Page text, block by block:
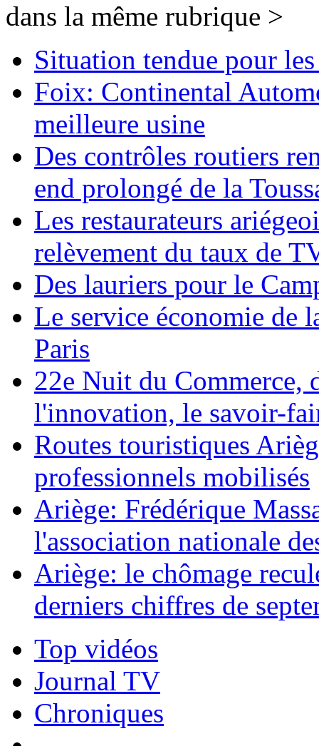
dans la même rubrique >
Situation tendue pour
Foix: Continental
meilleure usine
Des contrôles routiers
end prolongé de la
Les restaurateurs
relèvement du taux de
Des lauriers pour le
Le service économie de
Paris
22e Nuit du Commerce,
l'innovation, le savoir-
Routes touristiques
professionnels mobilisés
Ariège: Frédérique
l'association nationale
Ariège: le chômage
derniers chiffres de
Top vidéos
Journal TV
Chroniques